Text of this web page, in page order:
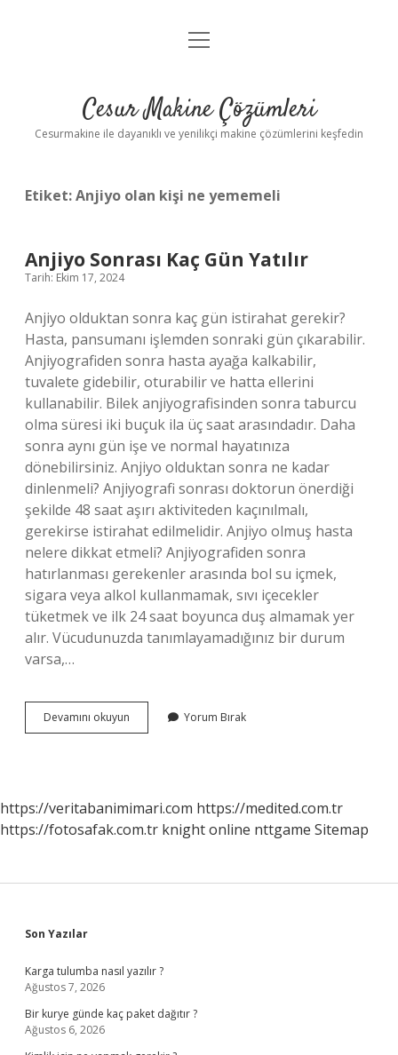
Anasayfa
Yasal Uyarı
menüyü
Cesur Makine Çözümleri
Cesurmakine ile dayanıklı ve yenilikçi makine çözümlerini keşfedin
Etiket:Anjiyo olan kişi ne yememeli
Anjiyo Sonrası Kaç Gün Yatılır
Tarih: Ekim 17, 2024
Anjiyo olduktan sonra kaç gün istirahat gerekir?
Hasta, pansumanı işlemden sonraki gün çıkarabilir.
Anjiyografiden sonra hasta ayağa kalkabilir,
tuvalete gidebilir, oturabilir ve hatta ellerini
kullanabilir. Bilek anjiyografisinden sonra taburcu
olma süresi iki buçuk ila üç saat arasındadır. Daha
sonra aynı gün işe ve normal hayatınıza
dönebilirsiniz. Anjiyo olduktan sonra ne kadar
dinlenmeli? Anjiyografi sonrası doktorun önerdiği
şekilde 48 saat aşırı aktiviteden kaçınılmalı,
gerekirse istirahat edilmelidir. Anjiyo olmuş hasta
nelere dikkat etmeli? Anjiyografiden sonra
hatırlanması gerekenler arasında bol su içmek,
sigara veya alkol kullanmamak, sıvı içecekler
tüketmek ve ilk 24 saat boyunca duş almamak yer
alır. Vücudunuzda tanımlayamadığınız bir durum
varsa,…
Devamını okuyun
Sonrası
Yorum Bırak
https://veritabanimimari.com https://medited.com.tr
https://fotosafak.com.tr knight online nttgame Sitemap
Sidebar
Son Yazılar
Karga tulumba nasıl yazılır ?
Ağustos 7, 2026
Bir kurye günde kaç paket dağıtır ?
Ağustos 6, 2026